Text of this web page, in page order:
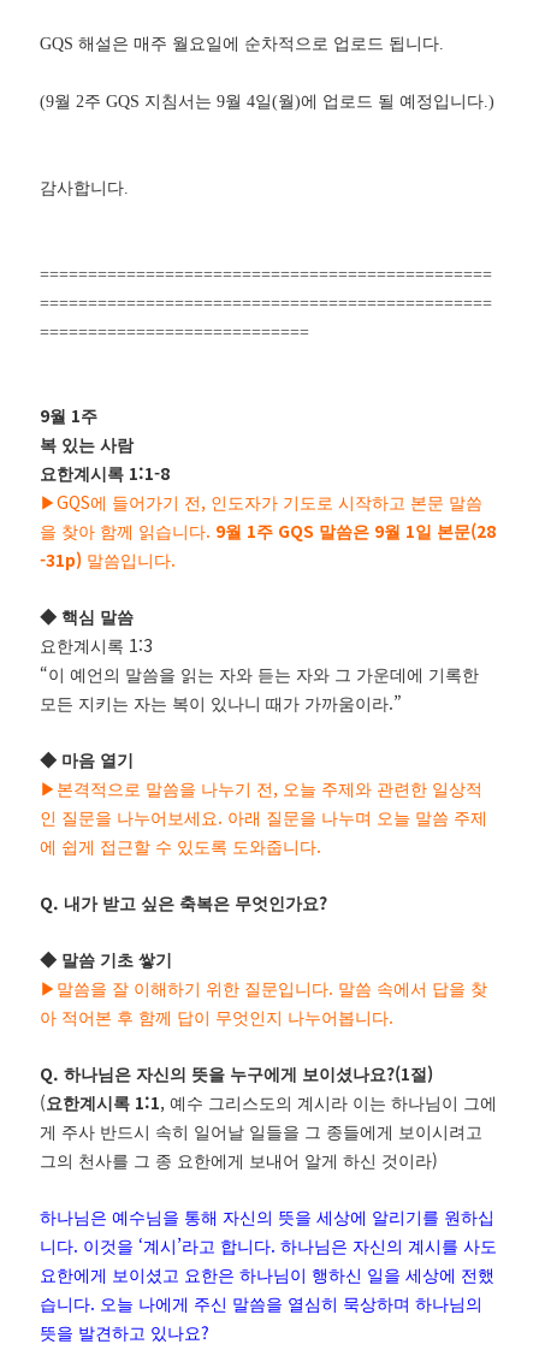
GQS 해설은 매주 월요일에 순차적으로 업로드 됩니다.
(9월 2주 GQS 지침서는 9월 4일(월)에 업로드 될 예정입니다.)
감사합니다.
===============================================
===============================================
============================
9월 1주
복 있는 사람
요한계시록 1:1-8
▶GQS에 들어가기 전 , 인도자가 기도로 시작하고 본문 말씀
을 찾아 함께 읽습니다. 9월 1주 GQS 말씀은 9월 1일 본문(28
-31p) 말씀입니다.
◆핵심 말씀
요한계시록 1:3
“이 예언의 말씀을 읽는 자와 듣는 자와 그 가운데에 기록한
모든 지키는 자는 복이 있나니 때가 가까움이라.”
◆ 마음 열기
▶ 본격적으로 말씀을 나누기 전 , 오늘 주제와 관련한 일상적
인 질문을 나누어보세요 . 아래 질문을 나누며 오늘 말씀 주제
에 쉽게 접근할 수 있도록 도와줍니다.
Q. 내가 받고 싶은 축복은 무엇인가요?
◆ 말씀 기초 쌓기
▶ 말씀을 잘 이해하기 위한 질문입니다. 말씀 속에서 답을 찾
아 적어본 후 함께 답이 무엇인지 나누어봅니다.
Q.하나님은 자신의 뜻을 누구에게 보이셨나요?(1절 )
( 요한계시록 1:1,예수 그리스도의 계시라 이는 하나님이 그에
게 주사 반드시 속히 일어날 일들을 그 종들에게 보이시려고
그의 천사를 그 종 요한에게 보내어 알게 하신 것이라)
하나님은 예수님을 통해 자신의 뜻을 세상에 알리기를 원하십
니다. 이것을‘계시 ’라고 합니다.하나님은 자신의 계시를 사도
요한에게 보이셨고 요한은 하나님이 행하신 일을 세상에 전했
습니다. 오늘 나에게 주신 말씀을 열심히 묵상하며 하나님의
뜻을 발견하고 있나요?